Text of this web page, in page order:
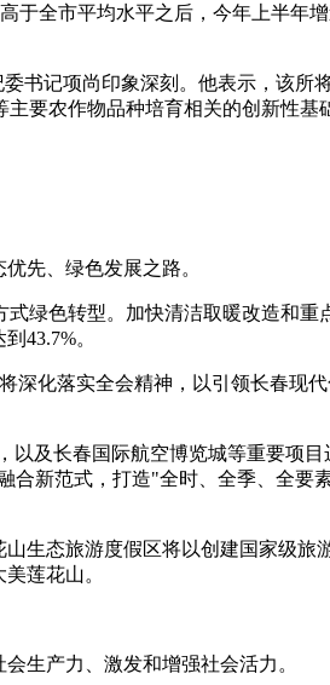
于全市平均水平之后，今年上半年
书记项尚印象深刻。他表示，该所
要农作物品种培育相关的创新性基
先、绿色发展之路。
绿色转型。加快清洁取暖改造和重
43.7%。
深化落实全会精神，以引领长春现
及长春国际航空博览城等重要项
合新范式，打造"全时、全季、全要
生态旅游度假区将以创建国家级旅
莲花山。
生产力、激发和增强社会活力。